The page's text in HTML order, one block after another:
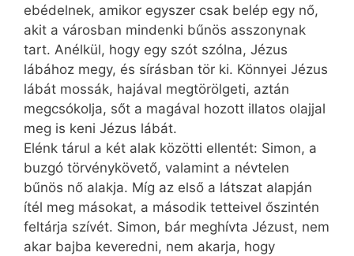
ebédelnek, amikor egyszer csak belép egy nő,
akit a városban mindenki bűnös asszonynak
tart. Anélkül, hogy egy szót szólna, Jézus
lábához megy, és sírásban tör ki. Könnyei Jézus
lábát mossák, hajával megtörölgeti, aztán
megcsókolja, sőt a magával hozott illatos olajjal
meg is keni Jézus lábát.
Elénk tárul a két alak közötti ellentét: Simon, a
buzgó törvénykövető, valamint a névtelen
bűnös nő alakja. Míg az első a látszat alapján
ítél meg másokat, a második tetteivel őszintén
feltárja szívét. Simon, bár meghívta Jézust, nem
akar bajba keveredni, nem akarja, hogy